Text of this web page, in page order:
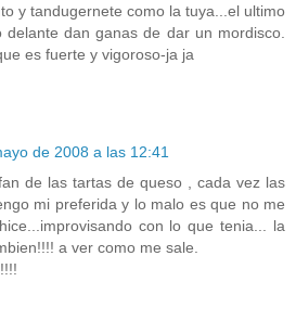
y tandugernete como la tuya...el ultimo
dan ganas de dar un mordisco.
es fuerte y vigoroso-ja ja
de 2008 a las 12:41
de las tartas de queso , cada vez las
mi preferida y lo malo es que no me
con lo que tenia... la
a ver como me sale.